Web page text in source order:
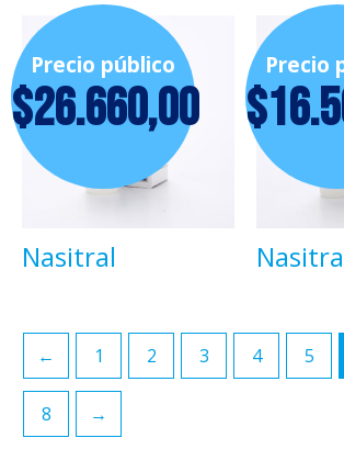
Precio público
$26.660,00
Nasitral
Precio
$
← 1 2 3 4 5
8 →